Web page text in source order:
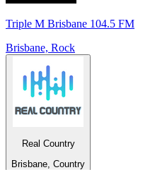
Triple M Brisbane 104.5 FM
Brisbane, Rock
Real Country
Brisbane, Country